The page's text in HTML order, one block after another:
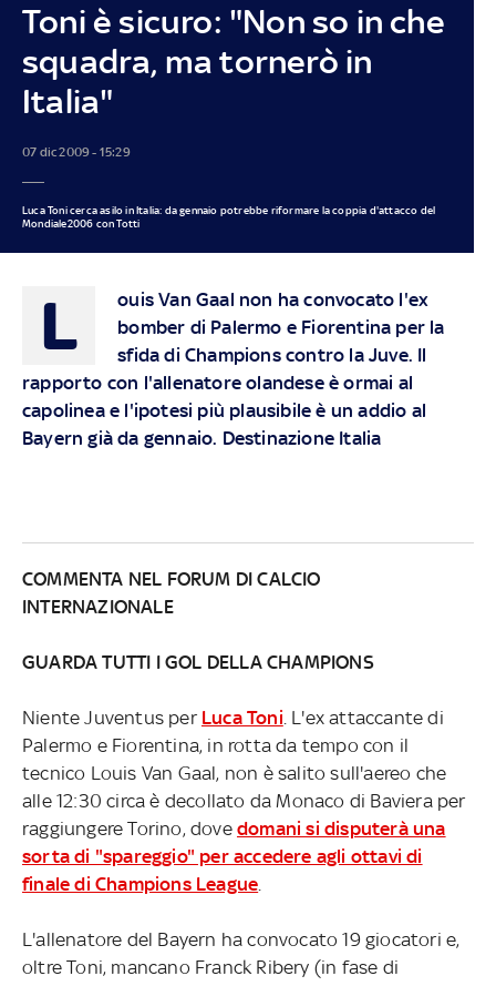
Toni è sicuro: "Non so in che
squadra, ma tornerò in
Italia"
07 dic 2009 - 15:29
Luca Toni cerca asilo in Italia: da gennaio potrebbe riformare la coppia d'attacco del
Mondiale2006 con Totti
L
ouis Van Gaal non ha convocato l'ex
bomber di Palermo e Fiorentina per la
sfida di Champions contro la Juve. Il
rapporto con l'allenatore olandese è ormai al
capolinea e l'ipotesi più plausibile è un addio al
Bayern già da gennaio. Destinazione Italia
COMMENTA NEL FORUM DI CALCIO
INTERNAZIONALE
GUARDA TUTTI I GOL DELLA CHAMPIONS
Niente Juventus per Luca Toni . L'ex attaccante di
Palermo e Fiorentina, in rotta da tempo con il
tecnico Louis Van Gaal, non è salito sull'aereo che
alle 12:30 circa è decollato da Monaco di Baviera per
raggiungere Torino, dove domani si disputerà una
sorta di "spareggio" per accedere agli ottavi di
finale di Champions League
L'allenatore del Bayern ha convocato 19 giocatori e,
oltre Toni, mancano Franck Ribery (in fase di